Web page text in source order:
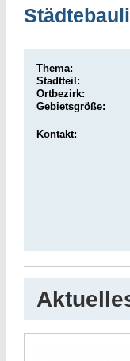
Thema:
Stadtteil:
Ortbezirk:
Gebietsgröße:
Kontakt: